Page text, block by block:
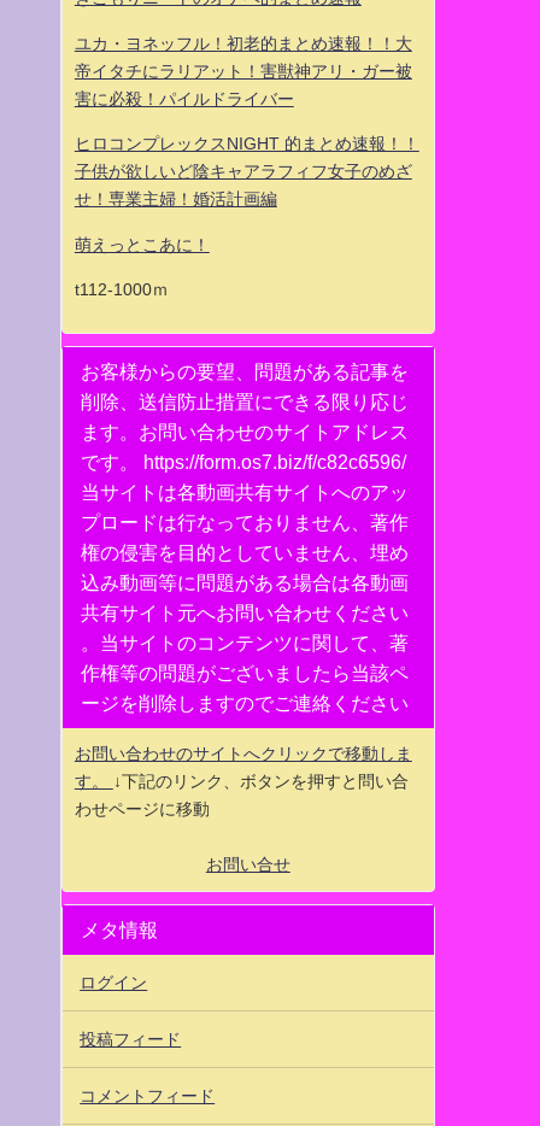
ユカ・ヨネッフル！初老的まとめ速報！！大
帝イタチにラリアット！害獣神アリ・ガー被
害に必殺！パイルドライバー
ヒロコンプレックスNIGHT 的まとめ速報！！
子供が欲しいど陰キャアラフィフ女子のめざ
せ！専業主婦！婚活計画編
萌えっとこあに！
t112-1000ｍ
お客様からの要望、問題がある記事を
削除、送信防止措置にできる限り応じ
ます。お問い合わせのサイトアドレス
です。 https://form.os7.biz/f/c82c6596/
当サイトは各動画共有サイトへのアッ
プロードは行なっておりません、著作
権の侵害を目的としていません、埋め
込み動画等に問題がある場合は各動画
共有サイト元へお問い合わせください
。当サイトのコンテンツに関して、著
作権等の問題がございましたら当該ペ
ージを削除しますのでご連絡ください
お問い合わせのサイトへクリックで移動しま
す。
↓下記のリンク、ボタンを押すと問い合
わせページに移動
お問い合せ
メタ情報
ログイン
投稿フィード
コメントフィード